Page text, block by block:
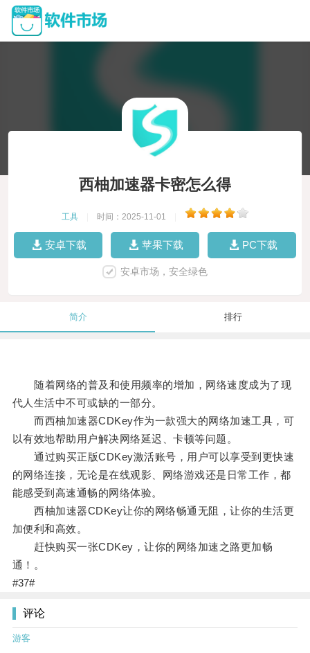
西柚加速器卡密怎么得
工具 时间：2025-11-01
安卓下载 苹果下载 PC下载
安卓市场，安全绿色
简介 排行
随着网络的普及和使用频率的增加，网络速度成为了现
代人生活中不可或缺的一部分。
而西柚加速器CDKey作为一款强大的网络加速工具，可
以有效地帮助用户解决网络延迟、卡顿等问题。
通过购买正版CDKey激活账号，用户可以享受到更快速
的网络连接，无论是在线观影、网络游戏还是日常工作，都
能感受到高速通畅的网络体验。
西柚加速器CDKey让你的网络畅通无阻，让你的生活更
加便利和高效。
赶快购买一张CDKey，让你的网络加速之路更加畅
通！。
#37#
评论
游客